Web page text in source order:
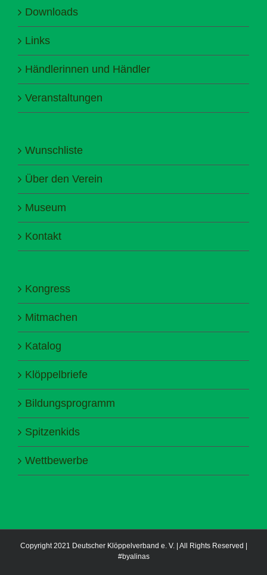
Downloads
Links
Händlerinnen und Händler
Veranstaltungen
Wunschliste
Über den Verein
Museum
Kontakt
Kongress
Mitmachen
Katalog
Klöppelbriefe
Bildungsprogramm
Spitzenkids
Wettbewerbe
Copyright 2021 Deutscher Klöppelverband e. V. | All Rights Reserved |
#byalinas